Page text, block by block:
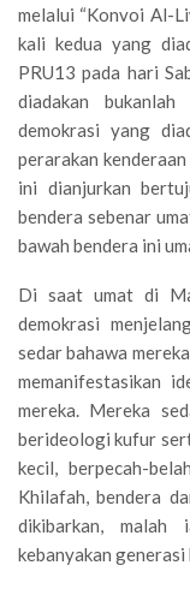
melalui “Konvoi Al-
kali kedua yang
PRU13 pada hari
diadakan bukanlah
demokrasi yang
perarakan
ini dianjurkan
bendera sebenar
bawah bendera ini
Di saat umat di
demokrasi
sedar bahawa
memanifestasikan
mereka. Mereka
berideologi kufur
kecil, berpecah-
Khilafah, bendera
dikibarkan,
kebanyakan